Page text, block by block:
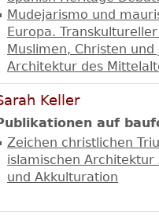
Mudejarismo und
Europa.
Muslimen, Christen und
Architektur des
Keller
auf
Zeichen christlichen
islamischen Architektur
und Akkulturation